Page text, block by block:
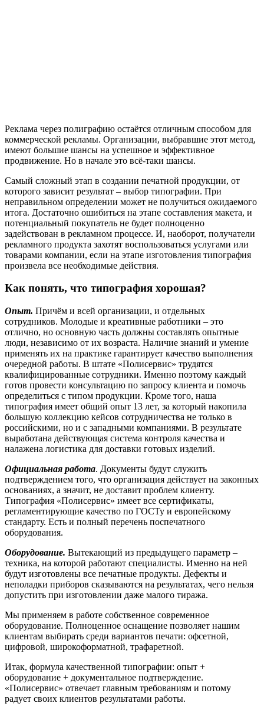
Реклама через полиграфию остаётся отличным способом для
коммерческой рекламы. Организации, выбравшие этот метод,
имеют большие шансы на успешное и эффективное
продвижение. Но в начале это всё-таки шансы.
Самый сложный этап в создании печатной продукции, от
которого зависит результат – выбор типографии. При
неправильном определении может не получиться ожидаемого
итога. Достаточно ошибиться на этапе составления макета, и
потенциальный покупатель не будет полноценно
задействован в рекламном процессе. И, наоборот, получатели
рекламного продукта захотят воспользоваться услугами или
товарами компании, если на этапе изготовления типография
произвела все необходимые действия.
Как понять, что типография хорошая?
Опыт. Причём и всей организации, и отдельных
сотрудников. Молодые и креативные работники – это
отлично, но основную часть должны составлять опытные
люди, независимо от их возраста. Наличие знаний и умение
применять их на практике гарантирует качество выполнения
очередной работы. В штате «Полисервис» трудятся
квалифицированные сотрудники. Именно поэтому каждый
готов провести консультацию по запросу клиента и помочь
определиться с типом продукции. Кроме того, наша
типография имеет общий опыт 13 лет, за который накопила
большую коллекцию кейсов сотрудничества не только в
российскими, но и с западными компаниями. В результате
выработана действующая система контроля качества и
налажена логистика для доставки готовых изделий.
Официальная работа. Документы будут служить
подтверждением того, что организация действует на законных
основаниях, а значит, не доставит проблем клиенту.
Типография «Полисервис» имеет все сертификаты,
регламентирующие качество по ГОСТу и европейскому
стандарту. Есть и полный перечень поспечатного
оборудования.
Оборудование. Вытекающий из предыдущего параметр –
техника, на которой работают специалисты. Именно на ней
будут изготовлены все печатные продукты. Дефекты и
неполадки приборов сказываются на результатах, чего нельзя
допустить при изготовлении даже малого тиража.
Мы применяем в работе собственное современное
оборудование. Полноценное оснащение позволяет нашим
клиентам выбирать среди вариантов печати: офсетной,
цифровой, широкоформатной, трафаретной.
Итак, формула качественной типографии: опыт +
оборудование + документальное подтверждение.
«Полисервис» отвечает главным требованиям и потому
радует своих клиентов результатами работы.